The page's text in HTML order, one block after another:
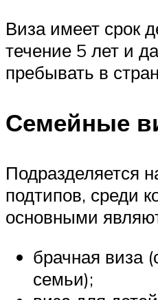
Виза имеет срок
течение 5 лет и
пребывать в
Семейные
Подразделяется
подтипов, среди
основными
брачная виза
семьи);